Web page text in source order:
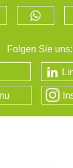
Folgen Sie uns: